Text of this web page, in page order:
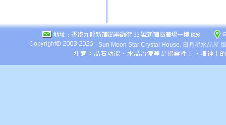
Sun Moon Star Crystal House. 日月星水晶屋